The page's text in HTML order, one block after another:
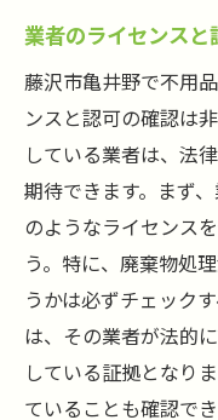
業者のライセンスと
藤沢市亀井野で不用
ンスと認可の確認は
している業者は、法
期待できます。まず
のようなライセンス
う。特に、廃棄物処
うかは必ずチェック
は、その業者が法的
している証拠となり
ていることも確認で